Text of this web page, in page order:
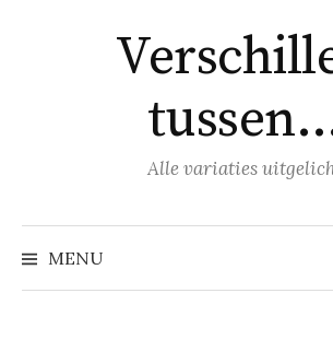
Alle variaties
MENU